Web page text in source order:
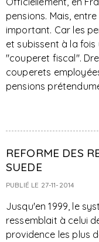
pensions. Mais,
important. Car les
et subissent à la
"couperet fiscal".
couperets
pensions
REFORME DES
SUEDE
PUBLIÉ LE 27-11-2014
Jusqu'en 1999, le
ressemblait à celui
providence les plus